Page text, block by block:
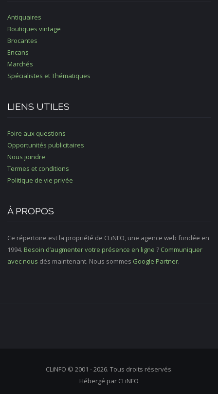
Antiquaires
Boutiques vintage
Brocantes
Encans
Marchés
Spécialistes et Thématiques
LIENS UTILES
Foire aux questions
Opportunités publicitaires
Nous joindre
Termes et conditions
Politique de vie privée
À PROPOS
Ce répertoire est la propriété de CLiNFO, une agence web fondée en
1994. Besoin d’augmenter votre présence en ligne ? Communiquer
avec nous dès maintenant. Nous sommes Google Partner.
CLiNFO © 2001 - 2026. Tous droits réservés.
Hébergé par CLiNFO